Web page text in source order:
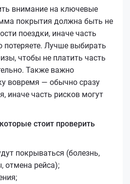
внимание на ключевые
покрытия должна быть не
поездки, иначе часть
потеряете. Лучше выбирать
чтобы не платить часть
Также важно
вовремя — обычно сразу
иначе часть рисков могут
стоит проверить
покрываться (болезнь,
отмена рейса);